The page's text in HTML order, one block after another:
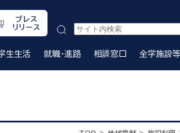
プレス
リリース
生生活 就職・進路 相談窓口 全学施設等